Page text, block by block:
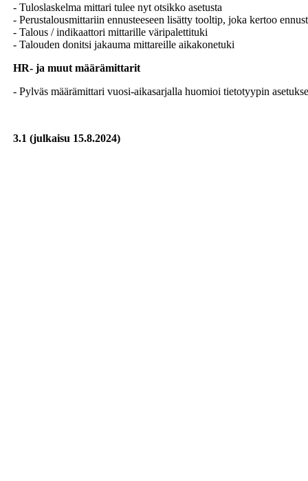
- Tuloslaskelma mittari tulee nyt otsikko asetusta
- Perustalousmittariin ennusteeseen lisätty tooltip, joka kertoo
- Talous / indikaattori mittarille väripalettituki
- Talouden donitsi jakauma mittareille aikakonetuki
HR- ja muut määrämittarit
- Pylväs määrämittari vuosi-aikasarjalla huomioi tietotyypin
3.1 (julkaisu 15.8.2024)